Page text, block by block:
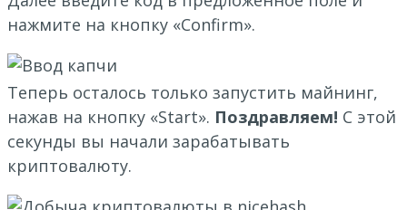
нажмите на кнопку «Confirm».
Теперь осталось только запустить майнинг,
нажав на кнопку «Start». Поздравляем! С этой
секунды вы начали зарабатывать
криптовалюту.